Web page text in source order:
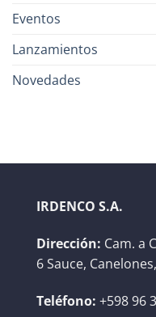
Eventos
Lanzamientos
Novedades
IRDENCO S.A.
Dirección: Cam. a
6 Sauce,
Teléfono: +598 96